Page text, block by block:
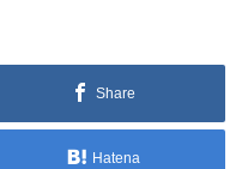
Share
Hatena